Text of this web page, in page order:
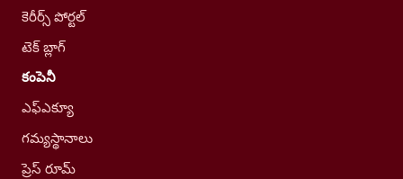
కెరీర్స్ పోర్టల్
టెక్ బ్లాగ్
కంపెనీ
ఎఫ్ఎక్యూ
గమ్యస్థానాలు
ప్రెస్ రూమ్